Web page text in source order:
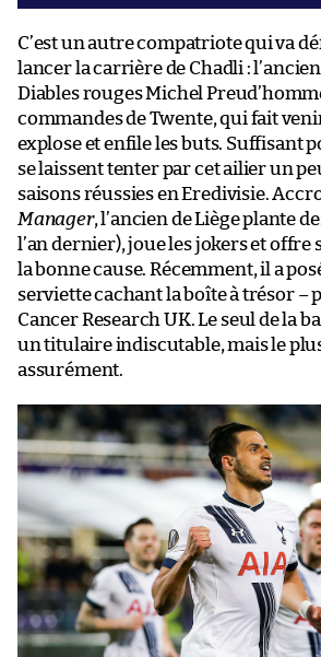
C’est un autre compatriote qui va
lancer la carrière de Chadli :
Diables rouges Michel
commandes de Twente, qui fait
explose et enfile les buts. Suffisant
se laissent tenter par cet ailier un
saisons réussies en Eredivisie.
Manager, l’ancien de Liège plante
l’an dernier), joue les jokers et offre
la bonne cause. Récemment, il a
serviette cachant la boîte à trésor –
Cancer Research UK. Le seul de la
un titulaire indiscutable, mais le
assurément.